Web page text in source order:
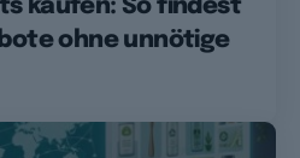
kaufen: So findest
ohne unnötige